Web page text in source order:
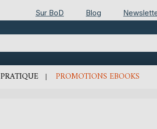
Sur BoD Blog
PRATIQUE PROMOTIONS EBOOKS